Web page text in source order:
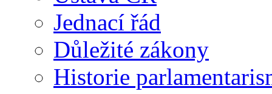
Jednací řád
Důležité zákony
Historie